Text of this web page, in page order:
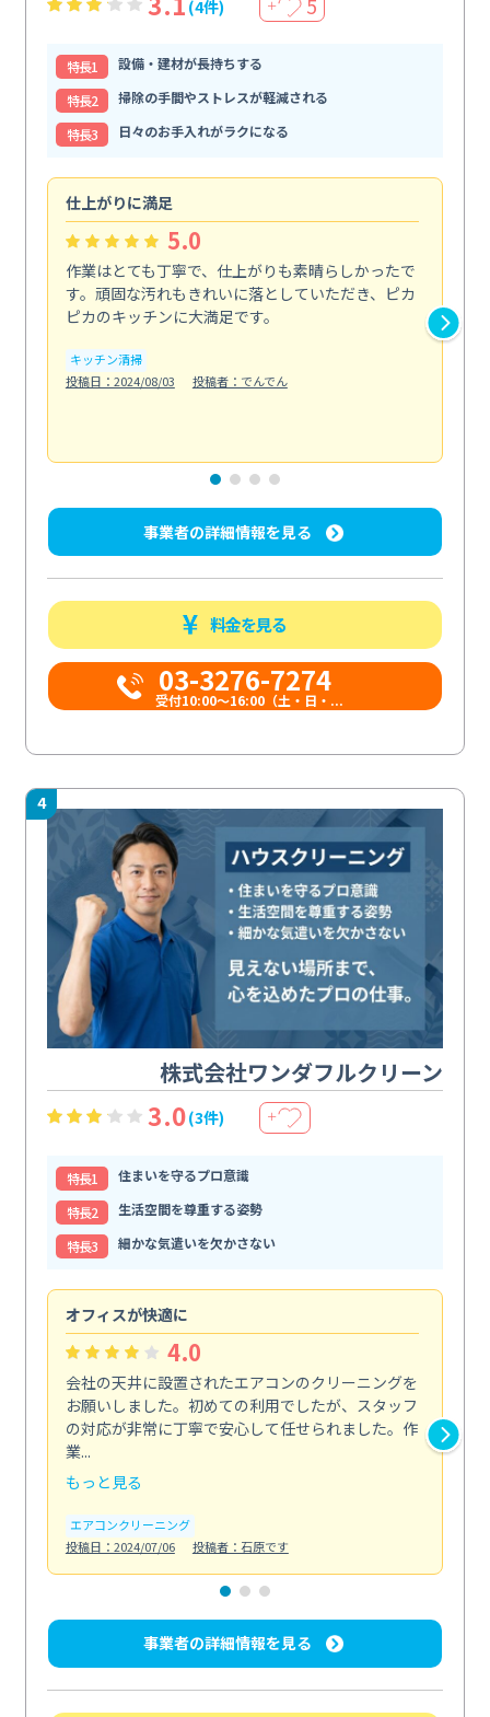
(4件) ＋ 5
特⻑1
設備・建材が長持ちする
特⻑2
掃除の手間やストレスが軽減される
特⻑3
日々のお手入れがラクになる
仕上がりに満足
5.0
作業はとても丁寧で、仕上がりも素晴らしかったで
す。頑固な汚れもきれいに落としていただき、ピカ
ピカのキッチンに大満足です。
キッチン清掃
投稿日：2024/08/03
投稿者：でんでん
事業者の詳細情報を見る
料金を見る
03-3276-7274
受付10:00〜16:00（土・日・...
4
株式会社ワンダフルクリーン
3.0(3件) ＋
特⻑1
住まいを守るプロ意識
特⻑2
生活空間を尊重する姿勢
特⻑3
細かな気遣いを欠かさない
オフィスが快適に
4.0
会社の天井に設置されたエアコンのクリーニングを
お願いしました。初めての利用でしたが、スタッフ
の対応が非常に丁寧で安心して任せられました。作
業...
もっと見る
エアコンクリーニング
投稿日：2024/07/06
投稿者：石原です
事業者の詳細情報を見る